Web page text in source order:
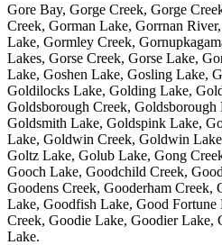
Gore Bay, Gorge Creek, Gorge
Creek, Gorman Lake, Gorrnan
Lake, Gormley Creek,
Lakes, Gorse Creek, Gorse Lake,
Lake, Goshen Lake, Gosling Lake,
Goldilocks Lake, Golding Lake,
Goldsborough Creek, Goldsborough
Goldsmith Lake, Goldspink Lake,
Lake, Goldwin Creek, Goldwin
Goltz Lake, Golub Lake, Gong
Gooch Lake, Goodchild Creek,
Goodens Creek, Gooderham Creek,
Lake, Goodfish Lake, Good
Creek, Goodie Lake, Goodier Lake,
Lake.